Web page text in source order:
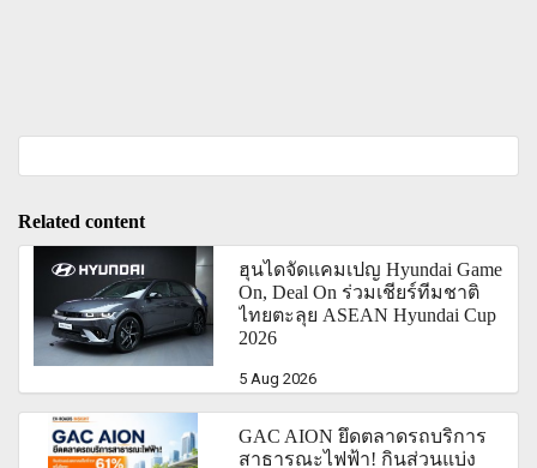
Related content
ฮุนไดจัดแคมเปญ Hyundai Game
On, Deal On ร่วมเชียร์ทีมชาติ
ไทยตะลุย ASEAN Hyundai Cup
2026
5 Aug 2026
GAC AION ยึดตลาดรถบริการ
สาธารณะไฟฟ้า! กินส่วนแบ่ง